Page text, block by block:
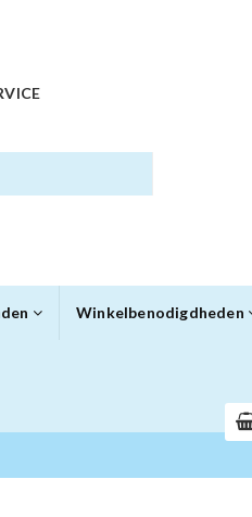
Winkelbenodigdheden